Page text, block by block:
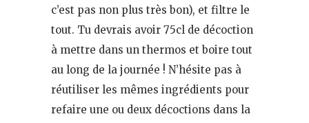
c’est pas non plus très bon), et filtre le
tout. Tu devrais avoir 75cl de décoction
à mettre dans un thermos et boire tout
au long de la journée ! N’hésite pas à
réutiliser les mêmes ingrédients pour
refaire une ou deux décoctions dans la